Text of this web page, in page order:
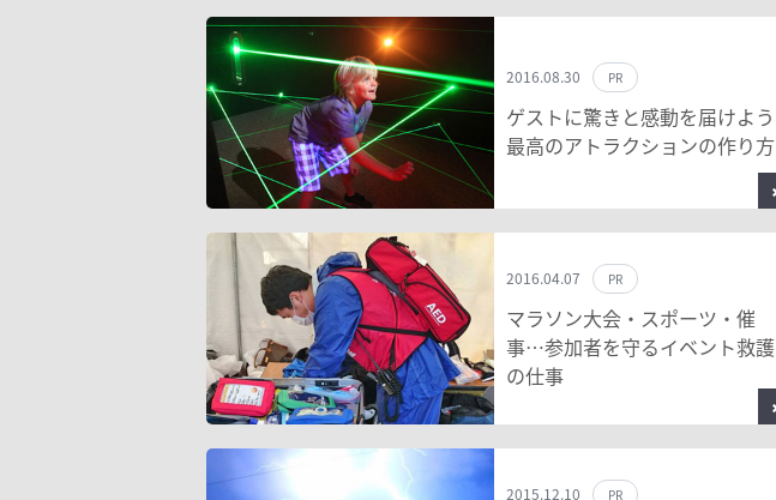
2016.08.30 PR
ゲストに驚きと感動を届けよう
最高のアトラクションの作り方
2016.04.07 PR
マラソン大会・スポーツ・催
事…参加者を守るイベント救護
の仕事
2015.12.10 PR